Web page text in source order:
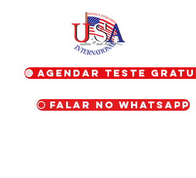
🔴 Agendar teste
⚪ Falar no WhatsApp